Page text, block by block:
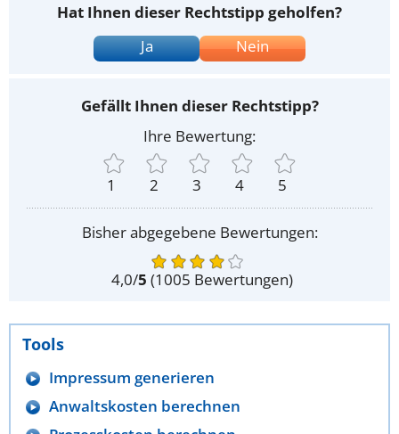
Hat Ihnen dieser Rechtstipp geholfen?
Ja
Nein
Gefällt Ihnen dieser Rechtstipp?
Ihre Bewertung:
1 2 3 4 5
Bisher abgegebene Bewertungen:
4,0/5 (1005 Bewertungen)
Tools
Impressum generieren
Anwaltskosten berechnen